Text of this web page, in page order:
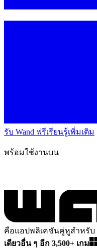
รับ Wand ฟรีเรียนรู้เพิ่มเติม
พร้อมใช้งานบน
คือแอปพลิเคชันคู่หูสำหรับ
เดียวอื่น ๆ อีก 3,500+ เกม